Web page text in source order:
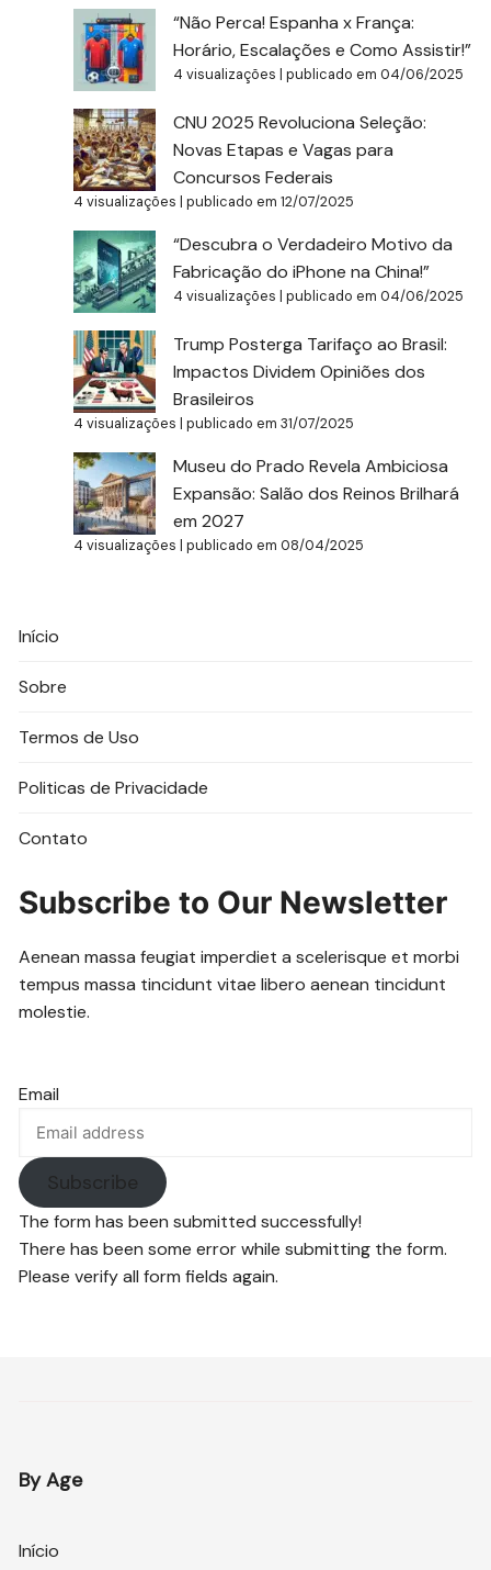
“Não Perca! Espanha x França:
Horário, Escalações e Como Assistir!”
4 visualizações |publicado em 04/06/2025
CNU 2025 Revoluciona Seleção:
Novas Etapas e Vagas para
Concursos Federais
4 visualizações |publicado em 12/07/2025
“Descubra o Verdadeiro Motivo da
Fabricação do iPhone na China!”
4 visualizações |publicado em 04/06/2025
Trump Posterga Tarifaço ao Brasil:
Impactos Dividem Opiniões dos
Brasileiros
4 visualizações |publicado em 31/07/2025
Museu do Prado Revela Ambiciosa
Expansão: Salão dos Reinos Brilhará
em 2027
4 visualizações |publicado em 08/04/2025
Início
Sobre
Termos de Uso
Politicas de Privacidade
Contato
Subscribe to Our Newsletter
Aenean massa feugiat imperdiet a scelerisque et morbi
tempus massa tincidunt vitae libero aenean tincidunt
molestie.
Email
Subscribe
The form has been submitted successfully!
There has been some error while submitting the form.
Please verify all form fields again.
By Age
Início